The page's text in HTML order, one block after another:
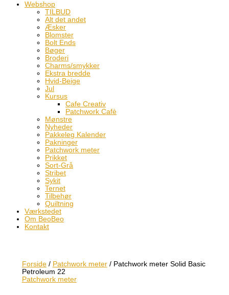
Webshop
TILBUD
Alt det andet
Æsker
Blomster
Bolt Ends
Bøger
Broderi
Charms/smykker
Ekstra bredde
Hvid-Beige
Jul
Kursus
Cafe Creativ
Patchwork Cafè
Mønstre
Nyheder
Pakkeleg Kalender
Pakninger
Patchwork meter
Prikket
Sort-Grå
Stribet
Sykit
Ternet
Tilbehør
Quiltning
Værkstedet
Om BeoBeo
Kontakt
Forside/ Patchwork meter/ Patchwork meter Solid Basic
Petroleum 22
Patchwork meter